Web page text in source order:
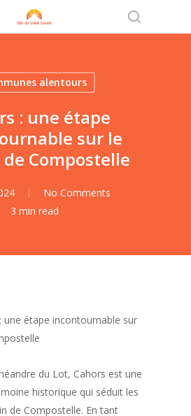
search
alentours
: une étape
sur le
Compostelle
No Comments
3 min read
une étape incontournable sur
du Lot, Cahors est une
historique qui séduit les
de Compostelle. En tant